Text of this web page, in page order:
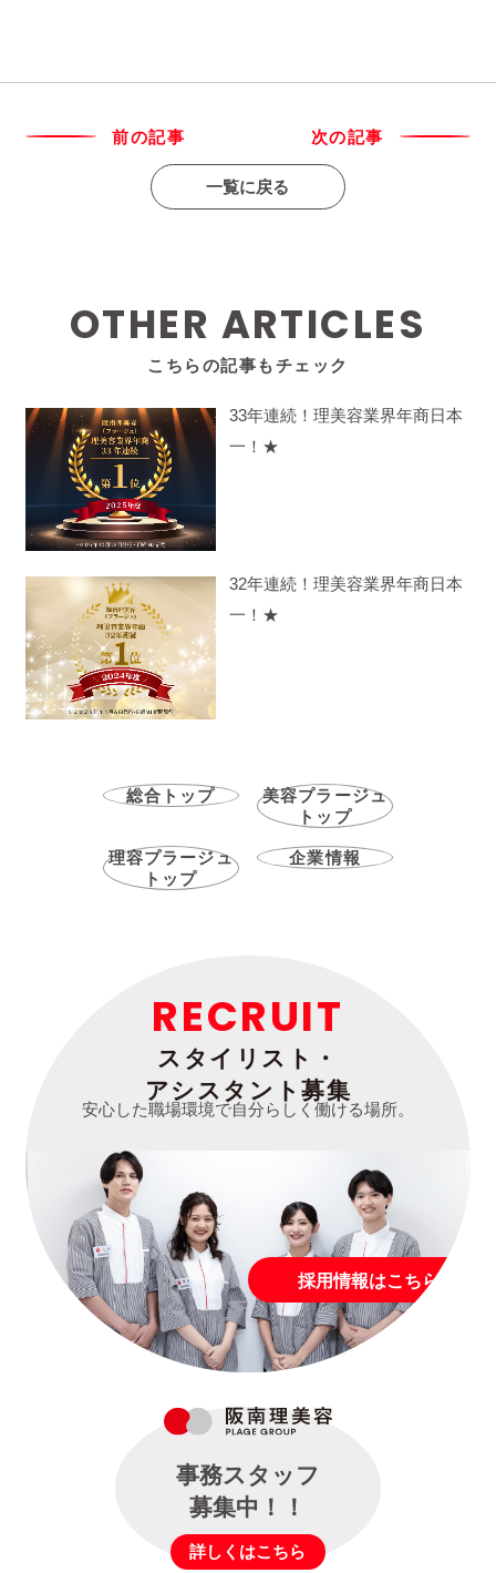
前の記事 次の記事
一覧に戻る
OTHER ARTICLES
こちらの記事もチェック
33年連続！理美容業界年商日本
一！★
32年連続！理美容業界年商日本
一！★
総合トップ
美容プラージュ
トップ
理容プラージュ
トップ
企業情報
RECRUIT
スタイリスト・
アシスタント募集
安心した職場環境で自分らしく働ける場所。
採用情報はこちら
事務スタッフ
募集中！！
詳しくはこちら